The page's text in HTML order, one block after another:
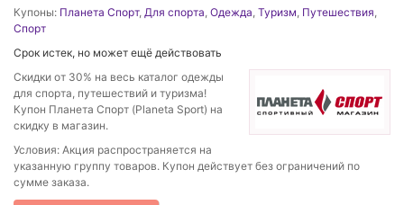
Купоны: Планета Спорт, Для спорта Одежда Туризм Путешествия
Спорт
Срок истек, но может ещё действовать
Скидки от 30% на весь каталог одежды
для спорта, путешествий и туризма!
Купон Планета Спорт (Planeta Sport) на
скидку в магазин.
Условия: Акция распространяется на
указанную группу товаров. Купон действует без ограничений по
сумме заказа.